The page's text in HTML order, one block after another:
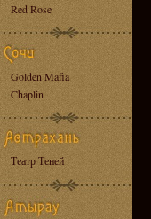
Red Rose
Golden Mafia
Chaplin
Театр Теней